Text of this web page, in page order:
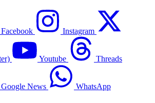
Facebook Instagram
Youtube Threads
Google News
WhatsApp